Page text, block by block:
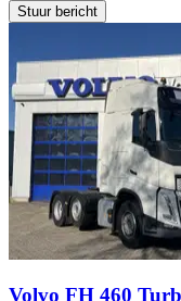
Stuur bericht
Volvo FH 460